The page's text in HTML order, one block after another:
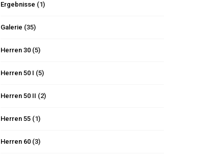
Ergebnisse (1)
Galerie (35)
Herren 30 (5)
Herren 50 I (5)
Herren 50 II (2)
Herren 55 (1)
Herren 60 (3)